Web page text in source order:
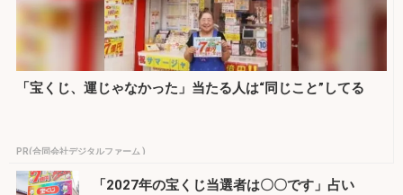
「宝くじ、運じゃなかった」当たる人は“同じこと”してる
PR(合同会社デジタルファーム )
「2027年の宝くじ当選者は〇〇です」占い